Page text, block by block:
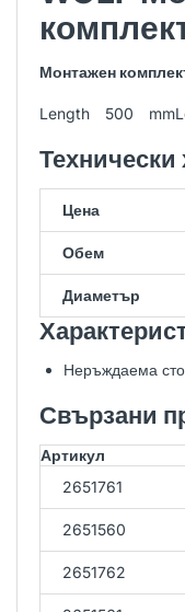
Монтажен
Length 500
Технически
Цена
Обем
Диаметър
Неръждаема
Свързани
Артикул
2651761
2651560
2651762